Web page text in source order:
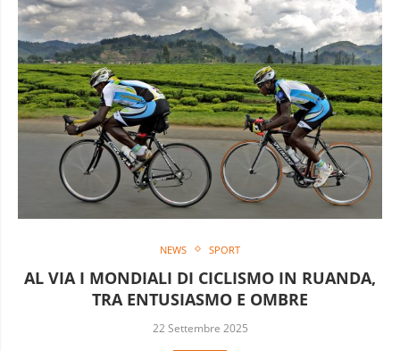
NEWS SPORT
AL VIA I MONDIALI DI CICLISMO IN RUANDA,
TRA ENTUSIASMO E OMBRE
22 Settembre 2025